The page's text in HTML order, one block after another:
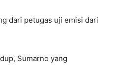
dari petugas uji emisi dari
Sumarno yang